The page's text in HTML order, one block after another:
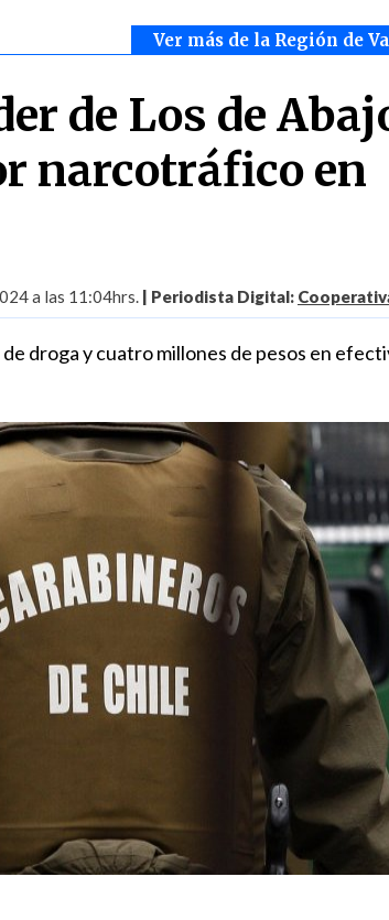
Ver más de la Región de
de Los de
narcotráfico en
a las 11:04hrs. | Periodista Digital:
droga y cuatro millones de pesos en